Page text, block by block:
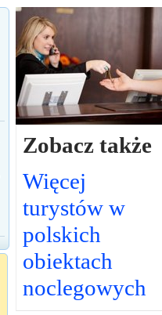
Zobacz także
Więcej
turystów w
polskich
obiektach
noclegowych